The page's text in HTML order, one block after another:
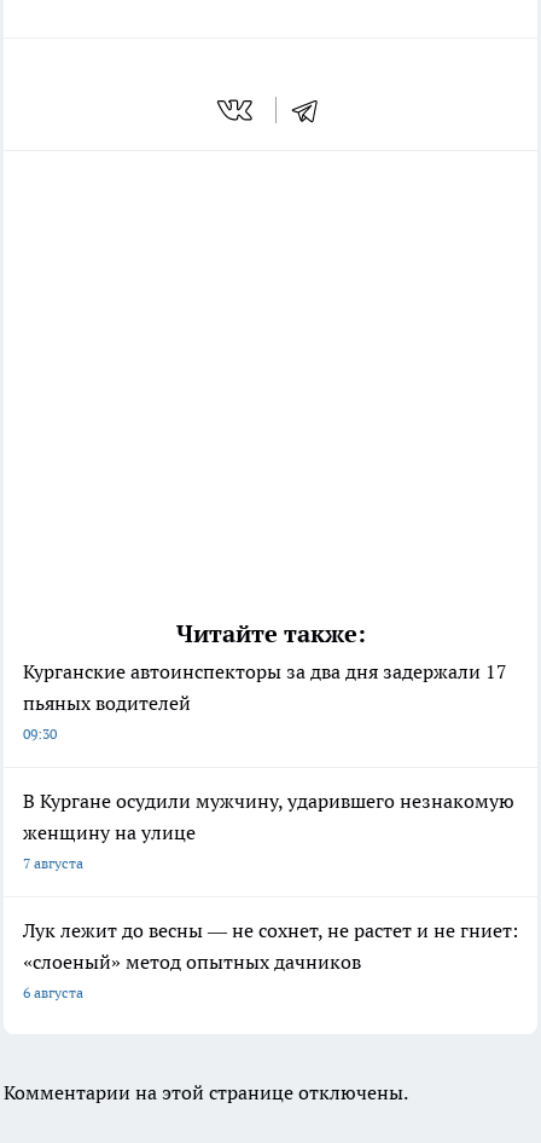
Читайте также:
Курганские автоинспекторы за два дня задержали 17
пьяных водителей
09:30
В Кургане осудили мужчину, ударившего незнакомую
женщину на улице
7 августа
Лук лежит до весны — не сохнет, не растет и не гниет:
«слоеный» метод опытных дачников
6 августа
Комментарии на этой странице отключены.